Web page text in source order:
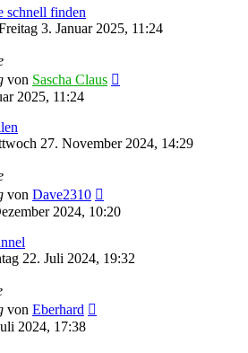
schnell finden
3. Januar 2025, 11:24
von Sascha Claus
2025, 11:24
27. November 2024, 14:29
von Dave2310
2024, 10:20
22. Juli 2024, 19:32
von Eberhard
2024, 17:38